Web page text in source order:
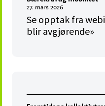
27. mars 2026
Se opptak fra
blir avgjørende»